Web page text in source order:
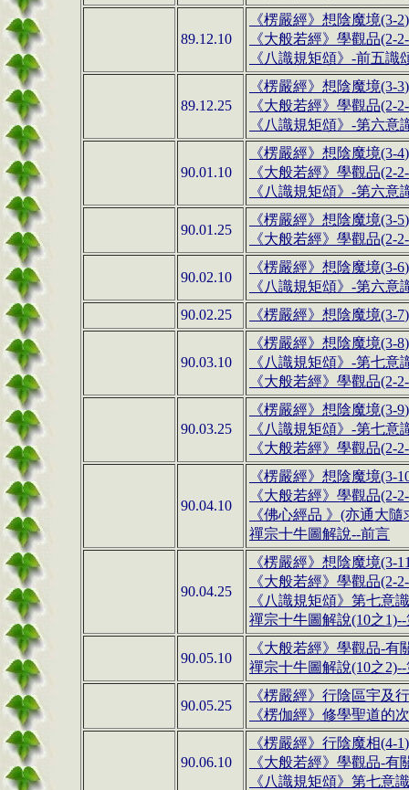
89.12.10
《楞嚴經》 想陰魔境(3-2
《大般若經》 學觀品(2-
《八識規矩頌》 -前五識
89.12.25
《楞嚴經》 想陰魔境(3-3
《大般若經》 學觀品(2-
《八識規矩頌》 -第六意
90.01.10
《楞嚴經》 想陰魔境(3-4
《大般若經》 學觀品(2-
《八識規矩頌》 -第六意
90.01.25
《楞嚴經》 想陰魔境(3-5
《大般若經》 學觀品(2-
90.02.10
《楞嚴經》 想陰魔境(3-6
《八識規矩頌》 -第六意
90.02.25
《楞嚴經》 想陰魔境(3-7)
90.03.10
《楞嚴經》 想陰魔境(3-8
《八識規矩頌》 -第七意
《大般若經》 學觀品(2-
90.03.25
《楞嚴經》 想陰魔境(3-9
《八識規矩頌》 -第七意
《大般若經》 學觀品(2-
90.04.10
《楞嚴經》 想陰魔境(3-
《大般若經》 學觀品(2-
《佛心經品 》 (亦通大隨
禪宗十牛圖解說--前言
90.04.25
《楞嚴經》 想陰魔境(3-
《大般若經》 學觀品(2-
《八識規矩頌》第七意
禪宗十牛圖解說(10之
90.05.10
《大般若經》 學觀品-有
禪宗十牛圖解說(10之
90.05.25
《楞嚴經》行陰區宇及
《楞伽經》修學聖道的
90.06.10
《楞嚴經》 行陰魔相(4-1
《大般若經》 學觀品-有
《八識規矩頌》第七意